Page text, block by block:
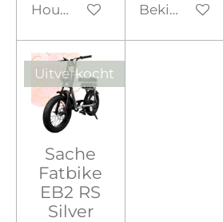
Houd mij op de hoogteBekijk details
Uitverkocht
Sache
Fatbike
EB2 RS
Silver